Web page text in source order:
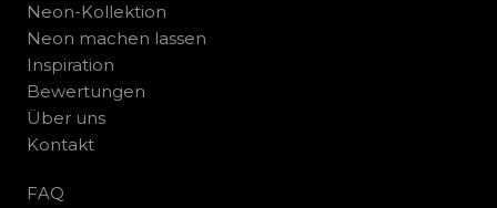
Neon-Kollektion
Neon machen lassen
Inspiration
Bewertungen
Über uns
Kontakt
FAQ